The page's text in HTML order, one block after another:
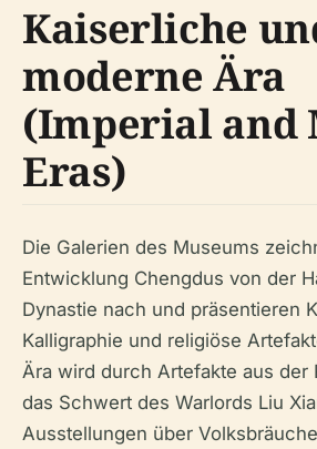
Kaiserliche
moderne Ära
(Imperial and
Eras)
Die Galerien des Museums
Entwicklung Chengdus von der
Dynastie nach und präsentieren
Kalligraphie und religiöse
Ära wird durch Artefakte aus der
das Schwert des Warlords Liu
Ausstellungen über